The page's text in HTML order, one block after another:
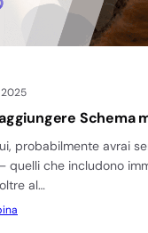
Schema
probabilmente avrai
quelli che includono
al…